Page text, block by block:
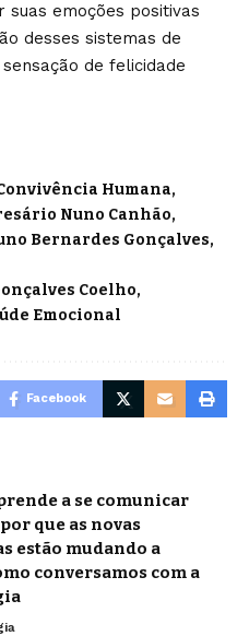
emoções positivas
desses sistemas de
de felicidade
Humana
Nuno Canhão
Bernardes Gonçalves
Coelho
Emocional
Facebook
a se comunicar
que as novas
estão mudando a
conversamos com a